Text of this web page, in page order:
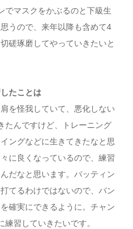
でマスクをかぶるのと下級生
うので、来年以降も含めて4
磋琢磨してやっていきたいと
たことは
を怪我していて、悪化しない
たんですけど、トレーニング
ングなどに生きてきたなと思
に良くなっているので、練習
だなと思います。バッティン
てるわけではないので、バン
確実にできるように。チャン
習していきたいです。